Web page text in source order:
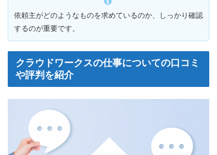
依頼主がどのようなものを求めているのか、しっかり確認
するのが重要です。
クラウドワークスの仕事についての口コミ
や評判を紹介